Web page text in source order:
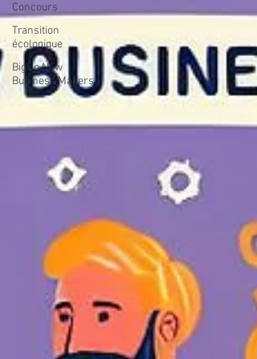
Concours
Transition
écologique
BigUp New
Business Makers